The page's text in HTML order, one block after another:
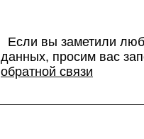
Если вы заметили
данных, просим вас
обратной связи